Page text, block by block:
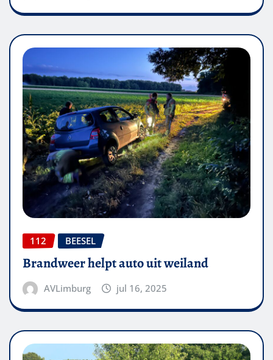
112 BEESEL
Brandweer helpt auto uit weiland
AVLimburg jul 16, 2025